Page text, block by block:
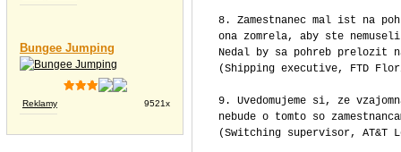
Bungee Jumping
Reklamy 9521x
8. Zamestnanec mal ist na
ona zomrela, aby ste
Nedal by sa pohreb prelozit
(Shipping executive, FTD
9. Uvedomujeme si, ze
nebude o tomto so
(Switching supervisor, AT&T